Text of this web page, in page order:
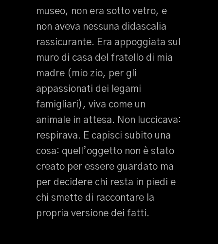
museo, non era sotto vetro, e
non aveva nessuna didascalia
rassicurante. Era appoggiata sul
muro di casa del fratello di mia
madre (mio zio, per gli
appassionati dei legami
famigliari), viva come un
animale in attesa. Non luccicava:
respirava. E capisci subito una
cosa: quell’oggetto non è stato
creato per essere guardato ma
per decidere chi resta in piedi e
chi smette di raccontare la
propria versione dei fatti.